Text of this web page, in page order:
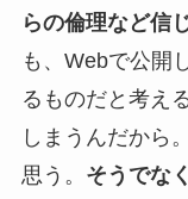
らの倫理など信
も、Webで公開
るものだと考え
しまうんだから
思う。 そうでな